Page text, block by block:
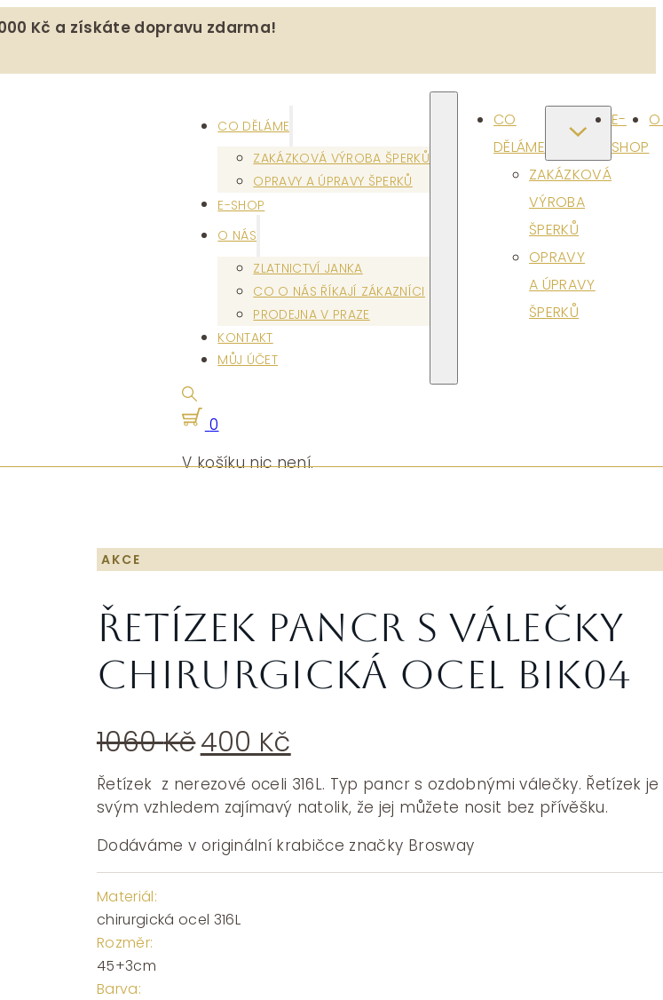
Kč a získáte dopravu zdarma!
CO DĚLÁME
ZAKÁZKOVÁ VÝROBA ŠPERKŮ
OPRAVY A ÚPRAVY ŠPERKŮ
E-SHOP
O NÁS
ZLATNICTVÍ JANKA
CO O NÁS ŘÍKAJÍ ZÁKAZNÍCI
PRODEJNA V PRAZE
KONTAKT
MŮJ ÚČET
CO
DĚLÁME
ZAKÁZKOVÁ
VÝROBA
ŠPERKŮ
OPRAVY
A ÚPRAVY
ŠPERKŮ
E-
SHOP
0
V košíku nic není.
AKCE
Řetízek pancr s válečky
chirurgická ocel BIK04
1060KčPůvodní
cena
byla:
1060 Kč.
400 Kč
cena
je:
400 Kč.
Řetízek z nerezové oceli 316L. Typ pancr s ozdobnými válečky. Řetízek je
svým vzhledem zajímavý natolik, že jej můžete nosit bez přívěšku.
Dodáváme v originální krabičce značky Brosway
Materiál:
chirurgická ocel 316L
Rozměr:
45+3cm
Barva: